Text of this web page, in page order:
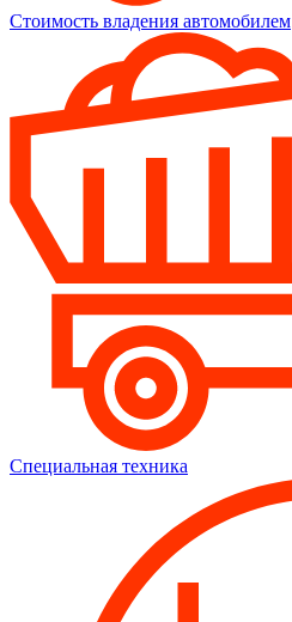
Стоимость владения автомобилем
Специальная техника